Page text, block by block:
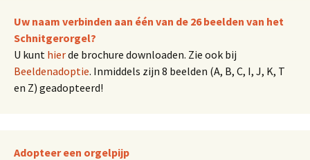
Uw naam verbinden aan één van de 26 beelden van het
Schnitgerorgel?
U kunt hierde brochure downloaden. Zie ook bij
Beeldenadoptie. Inmiddels zijn 8 beelden (A, B, C, I, J, K, T
en Z) geadopteerd!
Adopteer een orgelpijp